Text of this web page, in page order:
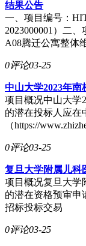
结果公告
一、项目编号：
2023000001）二
A08腾迁公寓整体
0评论03-25
中山大学2023年
项目概况中山大学
的潜在投标人应在
（https://
0评论03-25
复旦大学附属儿科
项目概况复旦大学
的潜在资格预审申
招标投标交易
0评论03-25